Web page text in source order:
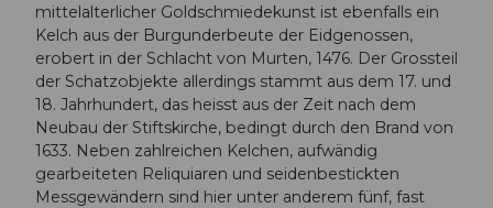
mittelalterlicher Goldschmiedekunst ist ebenfalls ein
Kelch aus der Burgunderbeute der Eidgenossen,
erobert in der Schlacht von Murten, 1476. Der Grossteil
der Schatzobjekte allerdings stammt aus dem 17. und
18. Jahrhundert, das heisst aus der Zeit nach dem
Neubau der Stiftskirche, bedingt durch den Brand von
1633. Neben zahlreichen Kelchen, aufwändig
gearbeiteten Reliquiaren und seidenbestickten
Messgewändern sind hier unter anderem fünf, fast